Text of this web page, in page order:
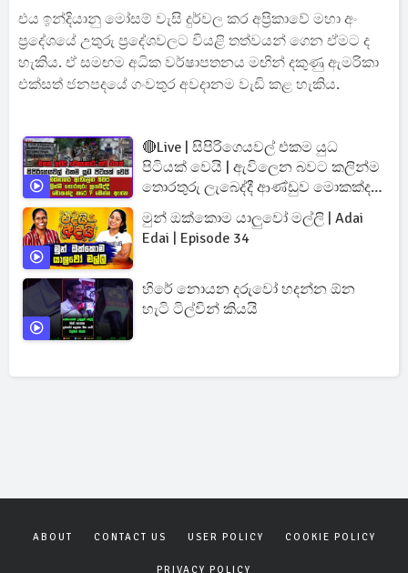
එය ඉන්දියානු මෝසම් වැසි දුර්වල කර අප්‍රිකාවේ මහා අං
ප්‍රදේශයේ උතුරු ප්‍රදේශවලට වියළි තත්වයන් ගෙන ඒමට ද
හැකිය. ඒ සමඟම අධික වර්ෂාපතනය මඟින් දකුණු ඇමරිකා
එක්සත් ජනපදයේ ගංවතුර අවදානම වැඩි කළ හැකිය.
🔴Live | සිපිරිගෙයවල් එකම යුධ
පිටියක් වෙයි | ඇවිලෙන බවට කලින්ම
තොරතුරු ලැබෙද්දී ආණ්ඩුව මොකක්ද
කරේ ?
මුන් ඔක්කොම යාලුවෝ මල්ලි | Adai
Edai | Episode 34
හිරේ නොයන දරුවෝ හදන්න ඕන
හැටි ටිල්වින් කියයි
ABOUT CONTACT US USER POLICY COOKIE POLICY
PRIVACY POLICY